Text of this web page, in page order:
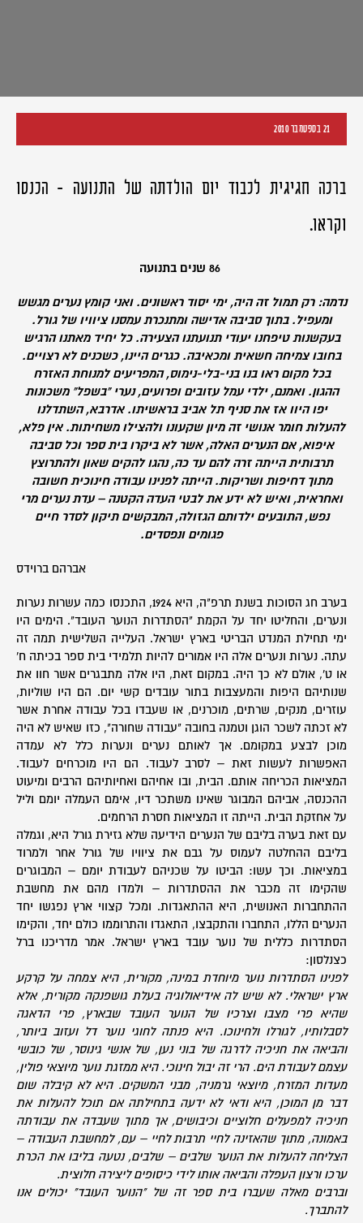
21 בספטמבר 2010
ברכה חגיגית לכבוד יום הולדתה של התנועה - הכנסו
וקראו.
נדמה: רק תמול זה היה, ימי יסוד ראשונים. ואני קומץ נערים מגשש
ומעפיל. בתוך סביבה אדישה ומתנכרת עמסנו ציוויו של גורל.
בעקשנות טיפחנו יעודי תנועתנו הצעירה. כל יחיד מאתנו הרגיש
בחובו צמיחה חשאית ומכאיבה. כגרים היינו, כשכנים לא רצויים.
בכל מקום ראו בנו בני-בלי-נימוס, המפריעים למנוחת האזרח
ההגון. ואמנם, ילדי עמל עזובים ופרועים, נערי "בשפל" משכונות
יפו היוו אז את סניף תל אביב בראשיתו. אדרבא, השתדלנו
להעלות חומר אנושי זה מיון שקעונו ולהצילו משחיתות. אין פלא,
איפוא, אם הנערים האלה, אשר לא ביקרו בית ספר וכל סביבה
תרבותית הייתה זרה להם עד כה, נהגו להקים שאון ולהתרוצץ
מתוך דחיפות ושריקות. הייתה לפנינו עבודה חינוכית חשובה
ואחראית, ואיש לא ידע את לבטי העדה הקטנה – עדת נערים מרי
נפש, התובעים ילדותם הגזולה, המבקשים תיקון לסדר חיים
פגומים ונפסדים.
אברהם ברוידס
בערב חג הסוכות בשנת תרפ"ה, היא 1924, התכנסו כמה עשרות נערות
ונערים, והחליטו יחד על הקמת "הסתדרות הנוער העובד". הימים היו
ימי תחילת המנדט הבריטי בארץ ישראל. העלייה השלישית תמה זה
עתה. נערות ונערים אלה היו אמורים להיות תלמידי בית ספר בכיתה ח'
או ט', אולם לא כך היה. במקום זאת, היו אלה מתבגרים אשר חוו את
שנותיהם היפות והמעצבות בתור עובדים קשי יום. הם היו שוליות,
עוזרים, מנקים, שרתים, מוכרנים, או שעבדו בכל עבודה אחרת אשר
לא זכתה לשכר הוגן וטמנה בחובה "עבודה שחורה", כזו שאיש לא היה
מוכן לבצע במקומם. אך לאותם נערים ונערות כלל לא עמדה
האפשרות לעשות זאת – לסרב לעבוד. הם היו מוכרחים לעבוד.
המציאות הכריחה אותם. הבית, ובו אחיהם ואחיותיהם הרבים ומיעוט
ההכנסה, אביהם המבוגר שאינו משתכר דיו, אימם העמלה יומם וליל
על אחזקת הבית. הייתה זו המציאות חסרת הרחמים.
עם זאת בערה בליבם של הנערים הידיעה שלא גזירת גורל היא, וגמלה
בליבם ההחלטה לעמוס על גבם את ציוויו של גורל אחר ולמרוד
במציאות. וכך עשו: הביטו על שכניהם לעבודת יומם – המבוגרים
שהקימו זה מכבר את ההסתדרות – ולמדו מהם את מחשבת
ההתחברות האנושית, היא ההתאגדות. ומכל קצווי ארץ נפגשו יחד
הנערים הללו, התחברו והתקבצו, התאגדו והתרוממו כולם יחד, והקימו
הסתדרות כללית של נוער עובד בארץ ישראל. אמר מדריכנו ברל
כצנלסון:
לפנינו הסתדרות נוער מיוחדת במינה, מקורית, היא צמחה על קרקע
ארץ ישראלי. לא שיש לה אידיאולוגיה בעלת גושפנקה מקורית, אלא
שהיא פרי מצבו וצרכיו של הנוער העובד שבארץ, פרי הדאגה
לסבלותיו, לגורלו ולחינוכו. היא פנתה לחוגי נוער דל ועזוב ביותר,
והביאה את חניכיה לדרגה של בוני נען, של אנשי גינוסר, של כובשי
עצמם לעבודת הים. הרי זה יבול חינוכי. היא ממזגת נוער מיוצאי פולין,
מעדות המזרח, מיוצאי גרמניה, מבני המשקים. היא לא קיבלה שום
דבר מן המוכן, היא ודאי לא ידעה בתחילתה אם תוכל להעלות את
חניכיה למפעלים חלוציים וכיבושים, אך מתוך שעבדה את עבודתה
באמונה, מתוך שהאזינה לחיי תרבות לחיי – עם, למחשבת העבודה –
הצליחה להעלות את הנוער שלבים – שלבים, נטעה בליבו את הכרת
ערכו ורצון העפלה והביאה אותו לידי כיסופים ליצירה חלוצית.
וברבים מאלה שעברו בית ספר זה של "הנוער העובד" יכולים אנו
להתברך.